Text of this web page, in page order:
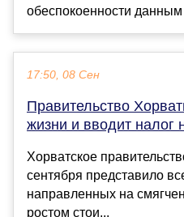
обеспокоенности
17:50, 08 Сен
Правительство
жизни и вводит налог
Хорватское
сентября представило
направленных на
ростом стои...